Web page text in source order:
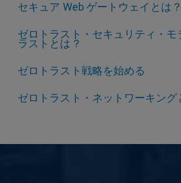
セキュア Web ゲートウェイとは？
ゼロトラスト・セキュリティ・モ
ラストとは？
ゼロトラスト戦略を始める
ゼロトラスト・ネットワーキング